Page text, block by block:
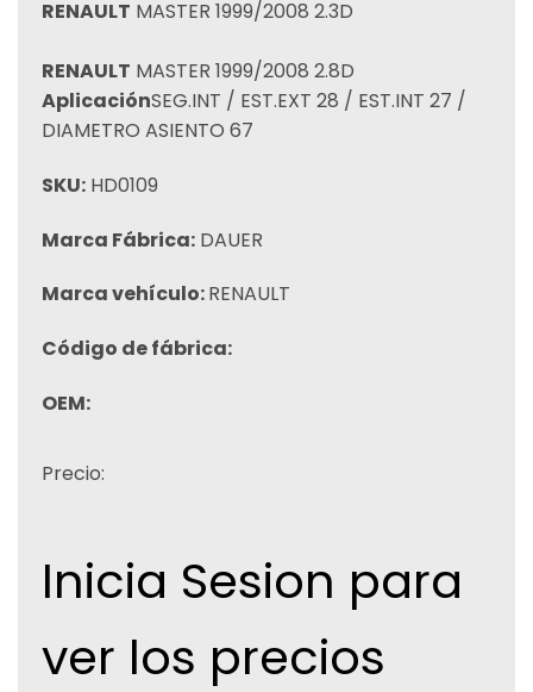
RENAULT MASTER 1999/2008 2.3D
RENAULT MASTER 1999/2008 2.8D
AplicaciónSEG.INT / EST.EXT 28 / EST.INT 27 /
DIAMETRO ASIENTO 67
SKU: HD0109
Marca Fábrica: DAUER
Marca vehículo:RENAULT
Código de fábrica:
OEM:
Precio:
Inicia Sesion para
ver los precios